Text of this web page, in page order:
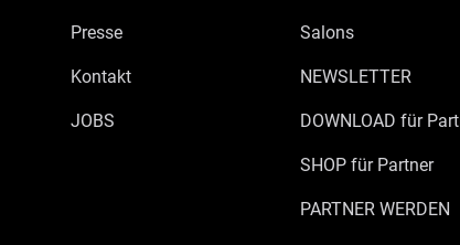
Presse
Kontakt
JOBS
Salons
NEWSLETTER
DOWNLOAD für
SHOP für Partner
PARTNER WERDEN